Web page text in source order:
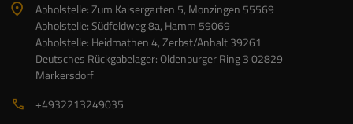
Abholstelle: Zum Kaisergarten 5, Monzingen 55569
Abholstelle: Südfeldweg 8a, Hamm 59069
Abholstelle: Heidmathen 4, Zerbst/Anhalt 39261
Deutsches Rückgabelager: Oldenburger Ring 3 02829
Markersdorf
+4932213249035